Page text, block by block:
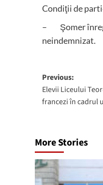
Condiţii de
– Şomer
neindemnizat.
Post
Previous:
Elevii Liceului
francezi în cadrul
More Stories